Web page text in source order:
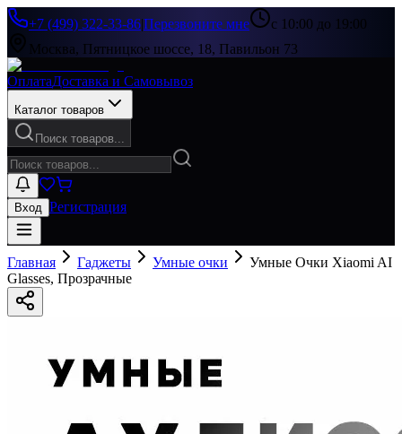
+7 (499) 322-33-86|Перезвоните мне
с 10:00 до 19:00
Москва, Пятницкое шоссе, 18, Павильон 73
ОплатаДоставка и Самовывоз
Каталог товаров
Поиск товаров...
Вход Регистрация
Главная Гаджеты Умные очки
Умные Очки Xiaomi AI
Glasses, Прозрачные